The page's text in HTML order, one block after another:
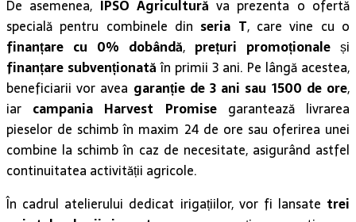
finanțare subvenționatăîn primii 3 ani. Pe lângă acestea,
beneficiarii vor aveagaranție de 3 ani sau 1500 de ore,
iarcampania Harvest Promisegarantează livrarea
pieselor de schimb în maxim 24 de ore sau oferirea unei
combine la schimb în caz de necesitate, asigurând astfel
continuitatea activității agricole.
În cadrul atelierului dedicat irigațiilor, vor fi lansatetrei
noi tehnologii inovatoare, care susțin o gestionare
inteligentă, sustenabilă și eficientă a resurselor de apă: